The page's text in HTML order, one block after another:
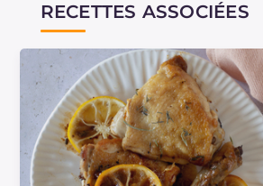
RECETTES ASSOCIÉES